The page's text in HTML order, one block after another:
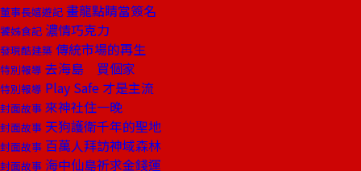
董事長嬉遊記 畫龍點睛當簽名
饕姊食記 濃情巧克力
發現酷建築 傳統市場的再生
特別報導 去海島 買個家
特別報導 Play Safe 才是主流
封面故事 來神社住一晚
封面故事 天狗護衛千年的聖地
封面故事 百萬人拜訪神域森林
封面故事 海中仙島祈求金錢運